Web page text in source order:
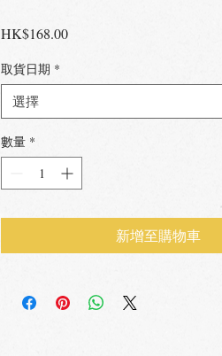
HK$168.00價
取貨日期 *
選擇
數量 *
新增至購物車